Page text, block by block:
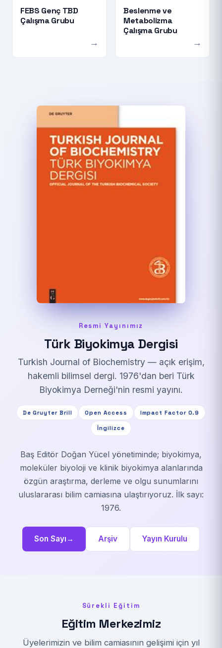
FEBS Genç TBD
Çalışma Grubu
→
Beslenme ve
Metabolizma
Çalışma Grubu
→
Resmi Yayınımız
Türk Biyokimya Dergisi
Turkish Journal of Biochemistry — açık erişim,
hakemli bilimsel dergi. 1976'dan beri Türk
Biyokimya Derneği'nin resmi yayını.
De Gruyter Brill Open Access Impact Factor 0.9
İngilizce
Baş Editör Doğan Yücel yönetiminde; biyokimya,
moleküler biyoloji ve klinik biyokimya alanlarında
özgün araştırma, derleme ve olgu sunumlarını
uluslararası bilim camiasına ulaştırıyoruz. İlk sayı:
1976.
Son Sayı → Arşiv Yayın Kurulu
Sürekli Eğitim
Eğitim Merkezimiz
Üyelerimizin ve bilim camiasının gelişimi için yıl